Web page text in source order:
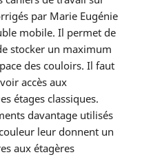
par Marie Eugénie
mobile. Il permet de
stocker un maximum
des couloirs. Il faut
accès aux
étages classiques.
davantage utilisés
leur donnent un
aux étagères